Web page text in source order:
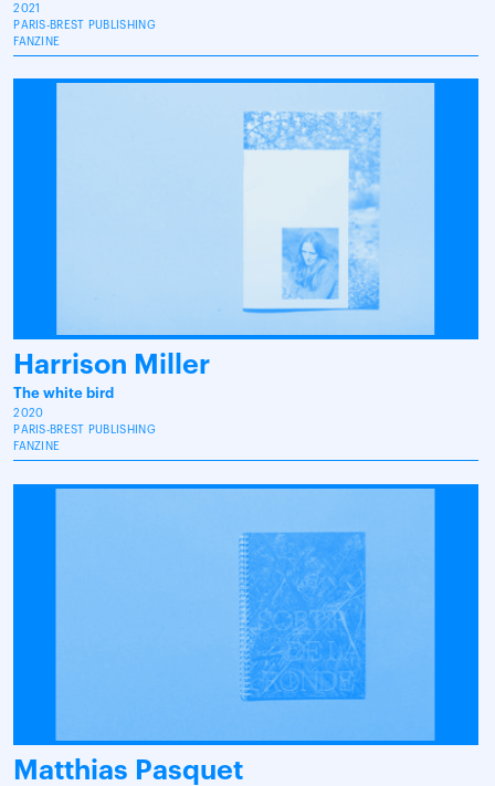
2021
PARIS-BREST PUBLISHING
FANZINE
Harrison Miller
The white bird
2020
PARIS-BREST PUBLISHING
FANZINE
Matthias Pasquet